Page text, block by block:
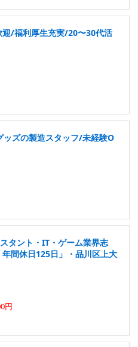
/福利厚生充実/20〜30代活
ッズの製造スタッフ/未経験O
タント・IT・ゲーム業界志
間休日125日」・品川区上大
円